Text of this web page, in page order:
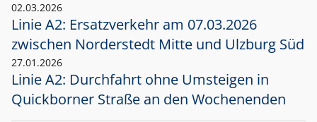
02.03.2026
Linie A2: Ersatzverkehr am 07.03.2026
zwischen Norderstedt Mitte und Ulzburg Süd
27.01.2026
Linie A2: Durchfahrt ohne Umsteigen in
Quickborner Straße an den Wochenenden